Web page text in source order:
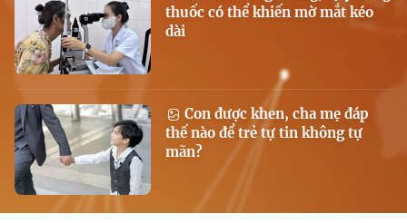
thuốc có thể khiến mờ mắt kéo
dài
Con được khen, cha mẹ đáp
thế nào để trẻ tự tin không tự
mãn?